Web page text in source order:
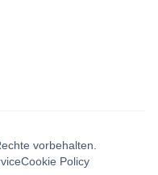
vorbehalten.
Cookie Policy